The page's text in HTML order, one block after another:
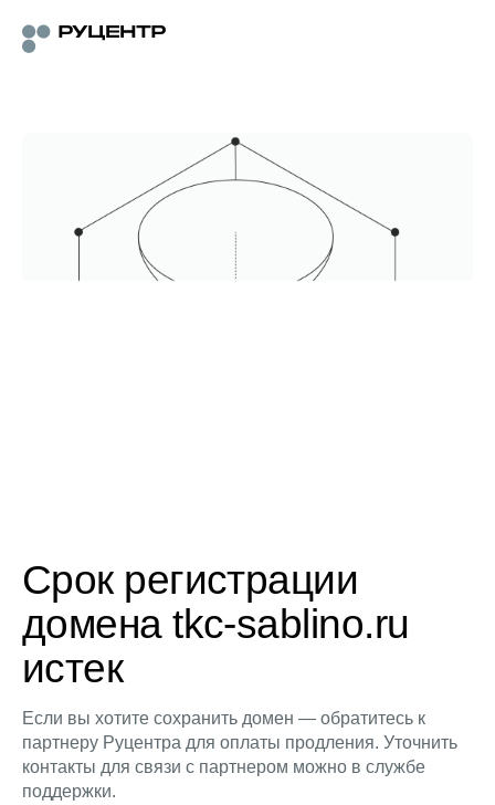
Срок регистрации
домена tkc-sablino.ru
истек
Если вы хотите сохранить домен — обратитесь к
партнеру Руцентра для оплаты продления. Уточнить
контакты для связи с партнером можно в службе
поддержки.